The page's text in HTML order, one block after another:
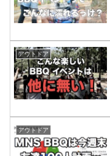
アウトドア
アウトドア